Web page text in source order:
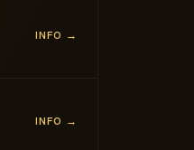
INFO →
INFO →